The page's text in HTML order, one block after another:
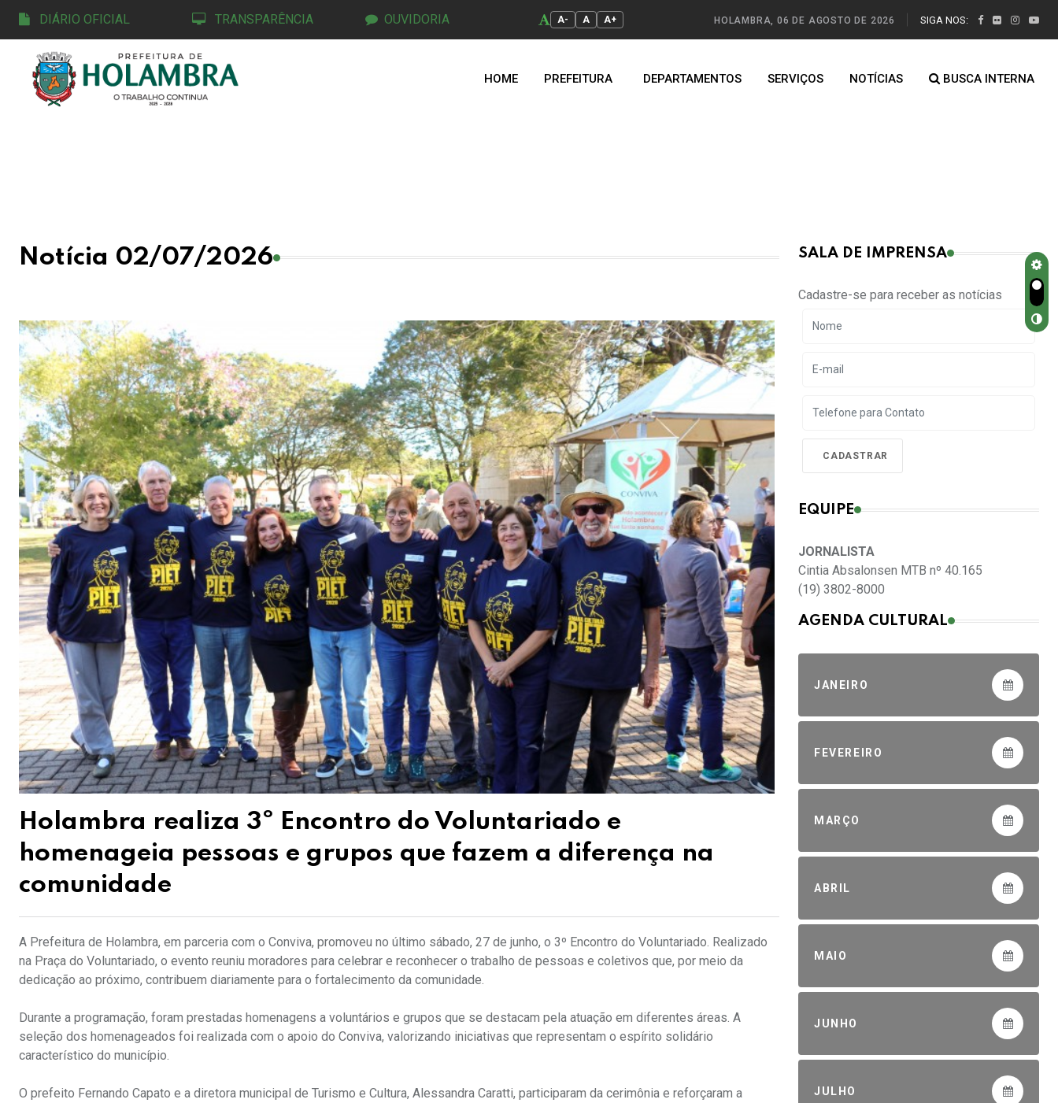
DIÁRIO OFICIAL TRANSPARÊNCIA OUVIDORIA A- A A+ HOLAMBRA, 06 DE AGOSTO DE 2026 SIGA NOS:
HOME PREFEITURA DEPARTAMENTOS SERVIÇOS NOTÍCIAS BUSCA INTERNA
Notícia 02/07/2026
Holambra realiza 3º Encontro do Voluntariado e
homenageia pessoas e grupos que fazem a diferença na
comunidade
A Prefeitura de Holambra, em parceria com o Conviva, promoveu no último sábado, 27 de junho, o 3º Encontro do Voluntariado. Realizado
na Praça do Voluntariado, o evento reuniu moradores para celebrar e reconhecer o trabalho de pessoas e coletivos que, por meio da
dedicação ao próximo, contribuem diariamente para o fortalecimento da comunidade.
Durante a programação, foram prestadas homenagens a voluntários e grupos que se destacam pela atuação em diferentes áreas. A
seleção dos homenageados foi realizada com o apoio do Conviva, valorizando iniciativas que representam o espírito solidário
característico do município.
O prefeito Fernando Capato e a diretora municipal de Turismo e Cultura, Alessandra Caratti, participaram da cerimônia e reforçaram a
SALA DE IMPRENSA
Cadastre-se para receber as notícias
EQUIPE
JORNALISTA
Cintia Absalonsen MTB nº 40.165
(19) 3802-8000
AGENDA CULTURAL
JANEIRO
FEVEREIRO
MARÇO
ABRIL
MAIO
JUNHO
JULHO